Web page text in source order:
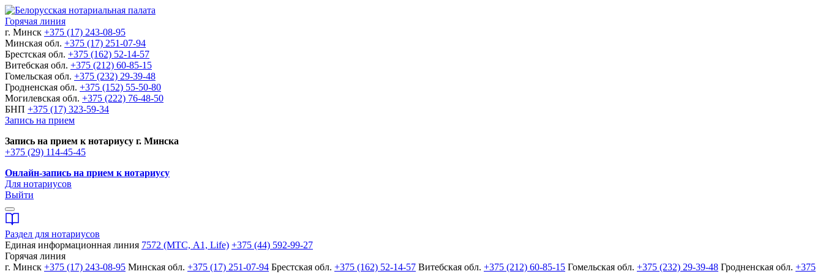
Горячая линия
г. Минск +375 (17) 243-08-95
Минская обл. +375 (17) 251-07-94
Брестская обл. +375 (162) 52-14-57
Витебская обл. +375 (212) 60-85-15
Гомельская обл. +375 (232) 29-39-48
Гродненская обл. +375 (152) 55-50-80
Могилевская обл. +375 (222) 76-48-50
БНП +375 (17) 323-59-34
Запись на прием
Запись на прием к нотариусу г. Минска
+375 (29) 114-45-45
Онлайн-запись на прием к нотариусу
Для нотариусов
Выйти
Раздел для нотариусов
Единая информационная линия 7572 (МТС, A1, Life) +375 (44) 592-99-27
Горячая линия
г. Минск +375 (17) 243-08-95 Минская обл. +375 (17) 251-07-94 Брестская обл. +375 (162) 52-14-57 Витебская обл. +375 (212) 60-85-15 Гомельская обл. +375 (232) 29-39-48 Гродненская обл. +375